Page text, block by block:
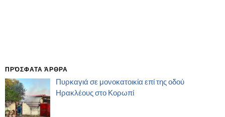
ΠΡΌΣΦΑΤΑ ΆΡΘΡΑ
Πυρκαγιά σε μονοκατοικία επί της οδού
Ηρακλέους στο Κορωπί